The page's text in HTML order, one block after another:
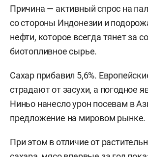
Причина — активный спрос на
со стороны Индонезии и
нефти, которое всегда тянет за
биотопливное сырье.
Сахар прибавил 5,6%.
страдают от засухи, а погодное
Ниньо нанесло урон посевам в
предложение на мировом рынке.
При этом в отличие от